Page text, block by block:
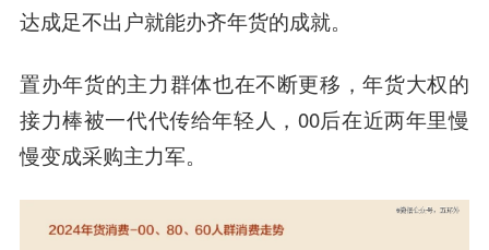
达成足不出户就能办齐年货的成就。
置办年货的主力群体也在不断更移，年货大权的
接力棒被一代代传给年轻人，00后在近两年里慢
慢变成采购主力军。